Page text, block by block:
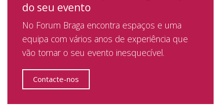
do seu evento
No Forum Braga encontra espaços e uma
equipa com vários anos de experiência que
vão tornar o seu evento inesquecível.
Contacte-nos